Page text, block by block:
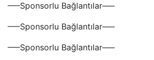
—–Sponsorlu Bağlantılar—–
—–Sponsorlu Bağlantılar—–
—–Sponsorlu Bağlantılar—–